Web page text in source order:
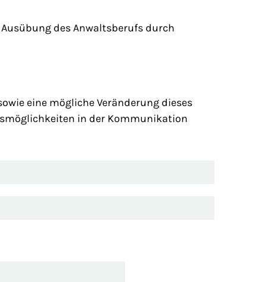
des Anwaltsberufs durch
eine mögliche Veränderung dieses
in der Kommunikation